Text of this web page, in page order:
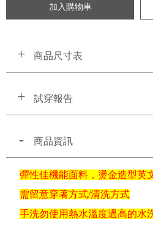
加入購物車
商品尺寸表
試穿報告
商品資訊
彈性佳機能面料，燙金造型英
需留意穿著方式/清洗方式
手洗勿使用熱水溫度過高的水